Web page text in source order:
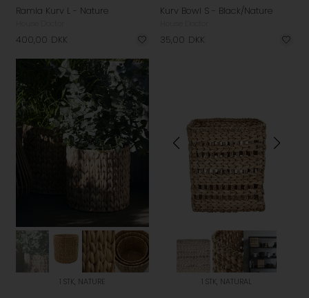
Ramla Kurv L - Nature
400,00 DKK
Kurv Bowl S - Black/Nature
35,00 DKK
1 STK, NATURE 1 STK, NATURAL